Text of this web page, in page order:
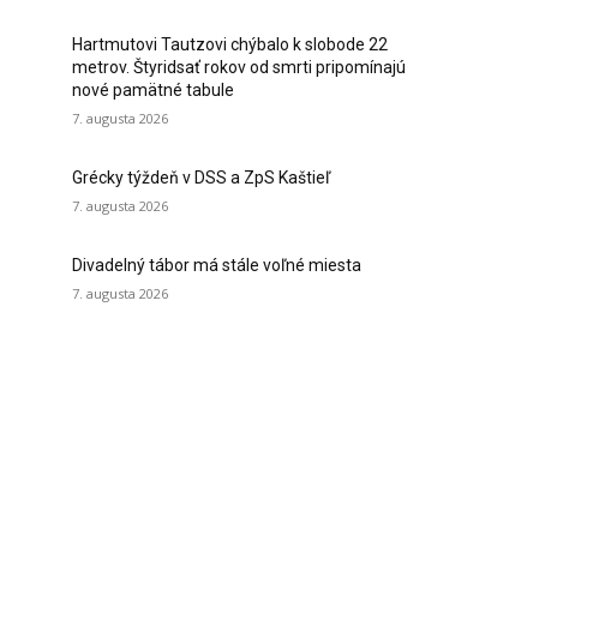
Hartmutovi Tautzovi chýbalo k slobode 22
metrov. Štyridsať rokov od smrti pripomínajú
nové pamätné tabule
7. augusta 2026
Grécky týždeň v DSS a ZpS Kaštieľ
7. augusta 2026
Divadelný tábor má stále voľné miesta
7. augusta 2026